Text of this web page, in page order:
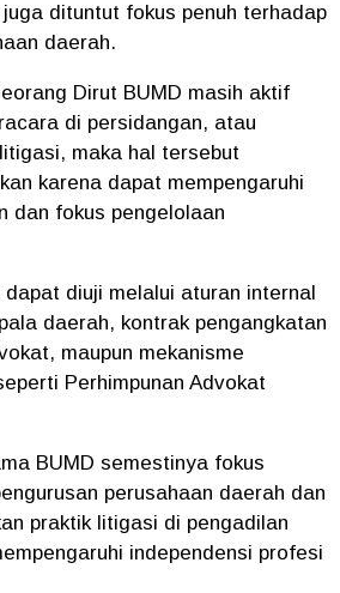
dituntut fokus penuh terhadap
daerah.
Dirut BUMD masih aktif
di persidangan, atau
maka hal tersebut
karena dapat mempengaruhi
dan fokus pengelolaan
diuji melalui aturan internal
daerah, kontrak pengangkatan
maupun mekanisme
Perhimpunan Advokat
BUMD semestinya fokus
perusahaan daerah dan
praktik litigasi di pengadilan
independensi profesi